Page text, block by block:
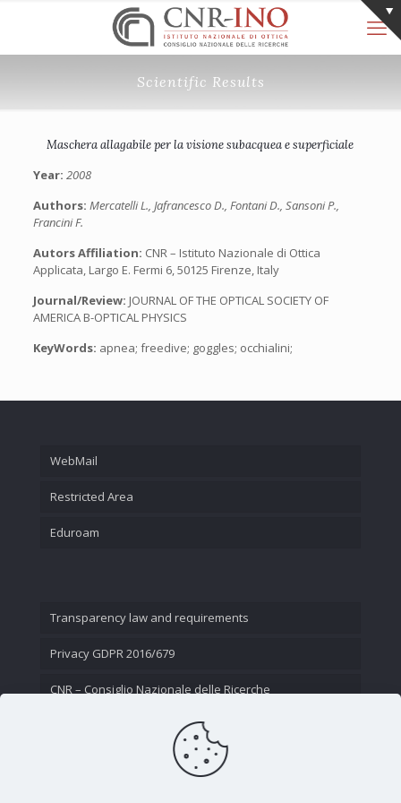
Scientific Results
Maschera allagabile per la visione subacquea e superficiale
Year: 2008
Authors: Mercatelli L., Jafrancesco D., Fontani D., Sansoni P.,
Francini F.
Autors Affiliation: CNR – Istituto Nazionale di Ottica
Applicata, Largo E. Fermi 6, 50125 Firenze, Italy
Journal/Review: JOURNAL OF THE OPTICAL SOCIETY OF
AMERICA B-OPTICAL PHYSICS
KeyWords: apnea; freedive; goggles; occhialini;
WebMail
Restricted Area
Eduroam
Transparency law and requirements
Privacy GDPR 2016/679
CNR – Consiglio Nazionale delle Ricerche